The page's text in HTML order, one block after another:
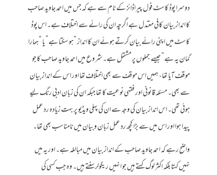
دوسرا پوڈ کاسٹ فول پیراڈائز کے نام سے ہے کہ جس میں احمد جاوید صاحب
کا انداز بیان کافی معتدل ہے اگرچہ ان کی رائے سے اختلاف ہے۔ اس پوڈ
کاسٹ میں اپنی رائے بیان کرتے ہوئے ان کا انداز “ہو سکتا ہے” یا “ہمارا
گمان یہ ہے” جیسے جملوں پر مشتمل ہے۔ شروع میں احمد جاوید صاحب کا جو
موقف آیا تھا، ہمیں اس موقف سے بھی اختلاف تھا اور اس کے انداز بیان
سے بھی۔ مسئلہ قانونی اور فقہی نوعیت کا تھا جبکہ ان کی زبان ادبی رنگ لیے
ہوئی تھی۔ اس انداز بیان کی وجہ سے ان کی پہلی ویڈیو پر بہت زیادہ رد عمل
پیدا ہوا اور اس میں سے بڑا کچھ رد عمل زبان وبیان میں نامناسب بھی تھا۔
واضح رہے کہ احمد جاوید صاحب کے انداز بیان میں مبالغہ ہے۔ اور یہ میں
نہیں کہتا بلکہ اکثر لوگ کہتے ہیں جو انہیں ریگولر سنتے ہیں۔ وہ جب کسی کی